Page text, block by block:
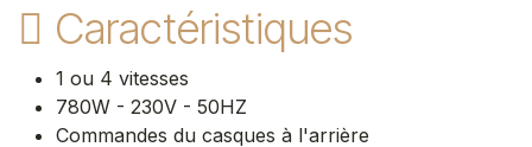
Caractéristiques
1 ou 4 vitesses
780W - 230V - 50HZ
Commandes du casques à l'arrière